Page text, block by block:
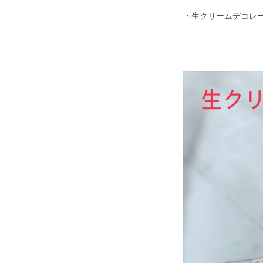
・生クリームデコレ